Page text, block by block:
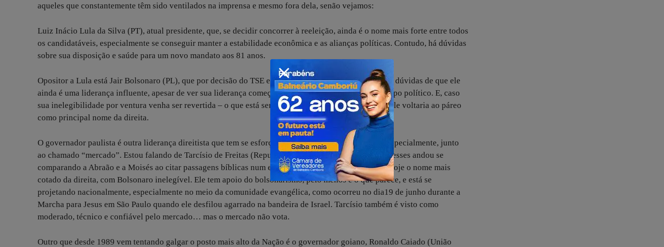
aqueles que constantemente têm sido ventilados na imprensa e mesmo fora dela, senão vejamos:
Luiz Inácio Lula da Silva (PT), atual presidente, que, se decidir concorrer à reeleição, ainda é o nome mais forte entre todos
os candidatáveis, especialmente se conseguir manter a estabilidade econômica e as alianças políticas. Contudo, há dúvidas
sobre sua disposição e saúde para um novo mandato aos 81 anos.
Opositor a Lula está Jair Bolsonaro (PL), que por decisão do TSE está inelegível até 2030. Mas não há dúvidas de que ele
ainda é uma liderança influente, apesar de ver sua liderança começar a desmoronar dentro do seu campo político. E, caso
sua inelegibilidade por ventura venha ser revertida – o que está sendo tentado por seus advogados – ele voltaria ao páreo
como principal nome da direita.
O governador paulista é outra liderança direitista que tem se esforçado por estar sempre na mídia e, especialmente, junto
ao chamado “mercado”. Estou falando de Tarcísio de Freitas (Republicanos), aquele mesmo que dia desses andou se
comparando a Abraão e a Moisés ao citar passagens bíblicas num evento para apoiadores. Tarcísio é hoje o nome mais
cotado da direita, com Bolsonaro inelegível. Ele tem apoio do bolsonarismo, pelo menos é o que parece, e está se
projetando nacionalmente, especialmente no meio da comunidade evangélica, como ocorreu no dia19 de junho durante a
Marcha para Jesus em São Paulo quando ele desfilou agarrado na bandeira de Israel. Tarcísio também é visto como
moderado, técnico e confiável pelo mercado… mas o mercado não vota.
Outro que desde 1989 vem tentando galgar o posto mais alto da Nação é o governador goiano, Ronaldo Caiado (União